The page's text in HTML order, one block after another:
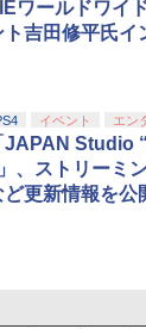
ワールドワイ
ト吉田修平氏イ
イベント エン
JAPAN Studio
、ストリーミ
ど更新情報を公